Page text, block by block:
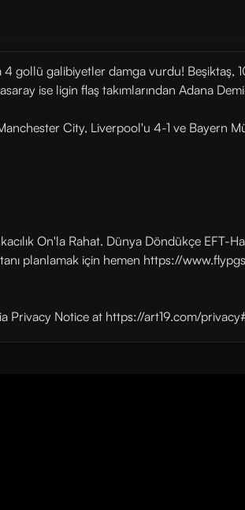
gollü galibiyetler damga vurdu! Beşiktaş,
ise ligin flaş takımlarından Adana
City, Liverpool'u 4-1 ve Bayern
On'la Rahat. Dünya Döndükçe EFT-
planlamak için hemen https://
Privacy Notice at https://art19.com/